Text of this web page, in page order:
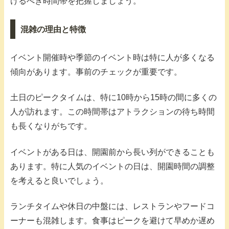
混雑の理由と特徴
イベント開催時や季節のイベント時は特に人が多くなる
傾向があります。事前のチェックが重要です。
土日のピークタイムは、特に10時から15時の間に多くの
人が訪れます。この時間帯はアトラクションの待ち時間
も長くなりがちです。
イベントがある日は、開園前から長い列ができることも
あります。特に人気のイベントの日は、開園時間の調整
を考えると良いでしょう。
ランチタイムや休日の中盤には、レストランやフードコ
ーナーも混雑します。食事はピークを避けて早めか遅め